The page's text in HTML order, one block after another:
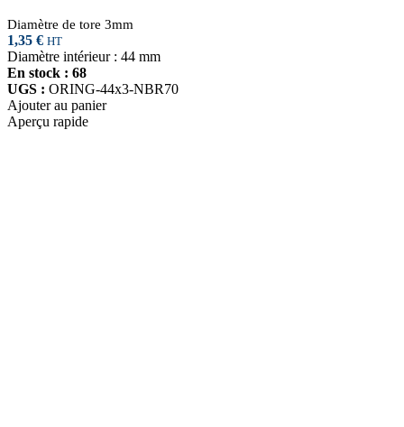
Diamètre de tore 3mm
1,35 € HT
Diamètre intérieur : 44 mm
En stock : 68
UGS : ORING-44x3-NBR70
Ajouter au panier
Aperçu rapide